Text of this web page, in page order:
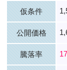
仮条件
公開価格
騰落率